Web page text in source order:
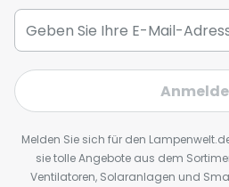
Melden Sie sich für den
sie tolle Angebote aus dem
Ventilatoren, Solaranlagen und